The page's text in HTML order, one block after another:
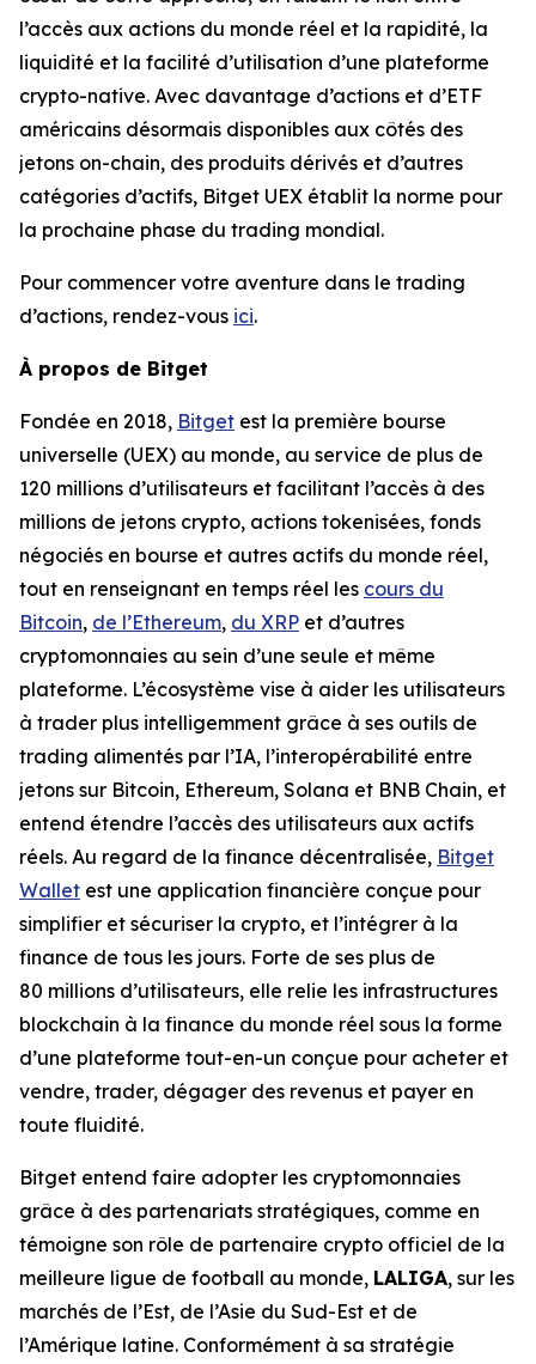
l’accès aux actions du monde réel et la rapidité, la
liquidité et la facilité d’utilisation d’une plateforme
crypto-native. Avec davantage d’actions et d’ETF
américains désormais disponibles aux côtés des
jetons on-chain, des produits dérivés et d’autres
catégories d’actifs, Bitget UEX établit la norme pour
la prochaine phase du trading mondial.
Pour commencer votre aventure dans le trading
d’actions, rendez-vous ici.
À propos de Bitget
Fondée en 2018, Bitget est la première bourse
universelle (UEX) au monde, au service de plus de
120 millions d’utilisateurs et facilitant l’accès à des
millions de jetons crypto, actions tokenisées, fonds
négociés en bourse et autres actifs du monde réel,
tout en renseignant en temps réel les cours du
Bitcoin, de l’Ethereum, du XRP et d’autres
cryptomonnaies au sein d’une seule et même
plateforme. L’écosystème vise à aider les utilisateurs
à trader plus intelligemment grâce à ses outils de
trading alimentés par l’IA, l’interopérabilité entre
jetons sur Bitcoin, Ethereum, Solana et BNB Chain, et
entend étendre l’accès des utilisateurs aux actifs
réels. Au regard de la finance décentralisée, Bitget
Wallet est une application financière conçue pour
simplifier et sécuriser la crypto, et l’intégrer à la
finance de tous les jours. Forte de ses plus de
80 millions d’utilisateurs, elle relie les infrastructures
blockchain à la finance du monde réel sous la forme
d’une plateforme tout-en-un conçue pour acheter et
vendre, trader, dégager des revenus et payer en
toute fluidité.
Bitget entend faire adopter les cryptomonnaies
grâce à des partenariats stratégiques, comme en
témoigne son rôle de partenaire crypto officiel de la
meilleure ligue de football au monde, LALIGA, sur les
marchés de l’Est, de l’Asie du Sud-Est et de
l’Amérique latine. Conformément à sa stratégie